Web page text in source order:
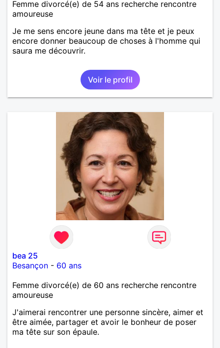
Femme divorcé(e) de 54 ans recherche rencontre
amoureuse
Je me sens encore jeune dans ma tête et je peux
encore donner beaucoup de choses à l'homme qui
saura me découvrir.
Voir le profil
bea 25
Besançon - 60 ans
Femme divorcé(e) de 60 ans recherche rencontre
amoureuse
J'aimerai rencontrer une personne sincère, aimer et
être aimée, partager et avoir le bonheur de poser
ma tête sur son épaule.